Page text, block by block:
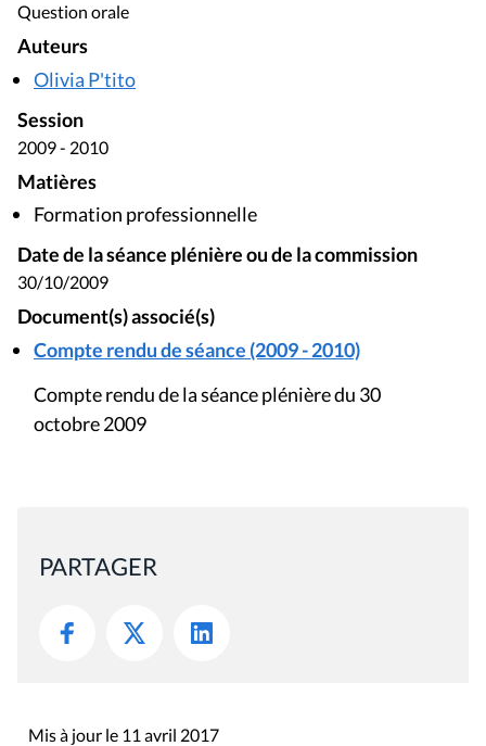
Question orale
Auteurs
Olivia P'tito
Session
2009 - 2010
Matières
Formation professionnelle
Date de la séance plénière ou de la commission
30/10/2009
Document(s) associé(s)
Compte rendu de séance (2009 - 2010)
Compte rendu de la séance plénière du 30
octobre 2009
PARTAGER
Mis à jour le 11 avril 2017